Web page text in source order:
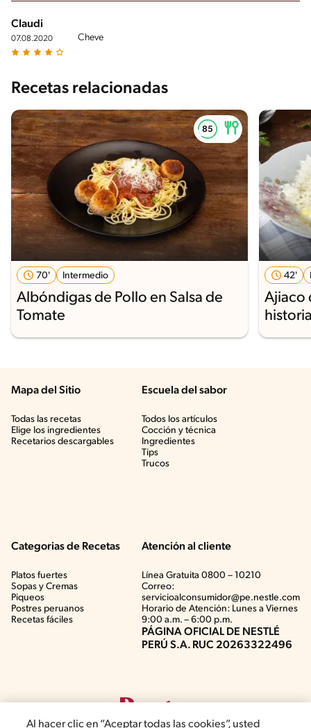
Claudi
07.08.2020 Cheve
Recetas relacionadas
70' Intermedio
Albóndigas de Pollo en Salsa de
Tomate
42'
Ajiaco
Mapa del Sitio
Todas las recetas
Elige los ingredientes
Recetarios descargables
Escuela del sabor
Todos los artículos
Cocción y técnica
Ingredientes
Tips
Trucos
Categorias de Recetas
Platos fuertes
Sopas y Cremas
Piqueos
Postres peruanos
Recetas fáciles
Atención al cliente
Línea Gratuita 0800 – 10210
Correo:
servicioalconsumidor@pe.nestle.com
Horario de Atención: Lunes a Viernes
9:00 a.m. – 6:00 p.m.
PÁGINA OFICIAL DE NESTLÉ
PERÚ S.A. RUC 20263322496
Al hacer clic en “Aceptar todas las cookies”, usted